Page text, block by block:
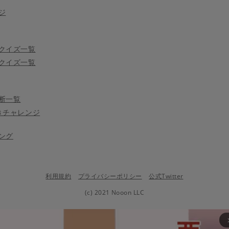
イズ一覧
イズ一覧
一覧
ャレンジ
グ
利用規約 プライバシーポリシー
公式Twitter
(c) 2021 Nooon LLC